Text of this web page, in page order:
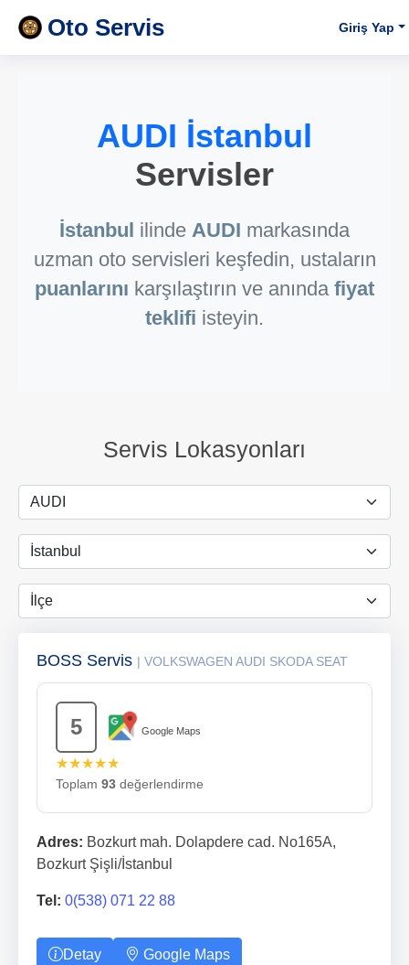
Oto Servis Giriş Yap
AUDI İstanbul
Servisler
İstanbul ilinde AUDI markasında
uzman oto servisleri keşfedin, ustaların
puanlarını karşılaştırın ve anında fiyat
teklifi isteyin.
Servis Lokasyonları
BOSS Servis | VOLKSWAGEN AUDI SKODA SEAT
5 Google Maps
★★★★★
Toplam 93 değerlendirme
Adres: Bozkurt mah. Dolapdere cad. No165A,
Bozkurt Şişli/İstanbul
Tel: 0(538) 071 22 88
Detay Google Maps